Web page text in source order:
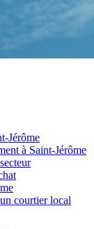
Jérôme
à Saint-Jérôme
courtier local